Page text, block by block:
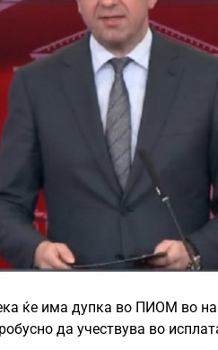
ќе има дупка во ПИОМ во
да учествува во